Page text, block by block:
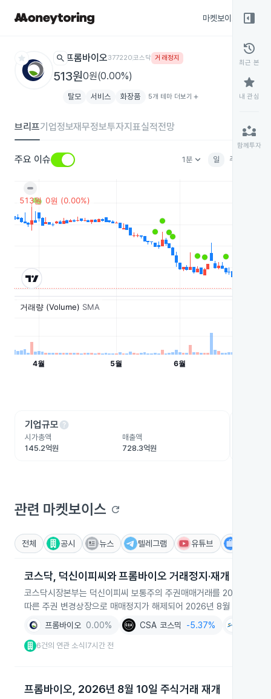
마켓보이스
star search 프롬바이오377220코스닥 거래정지
513원0원(0.00%)
탈모 서비스 화장품 5개 테마 더보기 add
브리프기업정보재무정보투자지표실적전망
주요 이슈 1분keyboard_arrow_down 일 주
기업규모help
시가총액
145.2억원
매출액
728.3억원
관련 마켓보이스 refresh
전체 공시 뉴스 텔레그램 유튜브
코스닥, 덕신이피씨와 프롬바이오 거래정지·재개 공시
코스닥시장본부는 덕신이피씨 보통주의 주권매매거래를 2026년 8
따른 주권 변경상장으로 매매정지가 해제되어 2026년 8월 10일부터
프롬바이오 0.00% CSA 코스믹 -5.37%
6건의 연관 소식 7시간 전
프롬바이오, 2026년 8월 10일 주식거래 재개
right_panel_open
history
최근 본
star
내 관심
partner_exchange
함께투자